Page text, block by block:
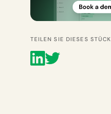
TEILEN SIE DIESES STÜCK